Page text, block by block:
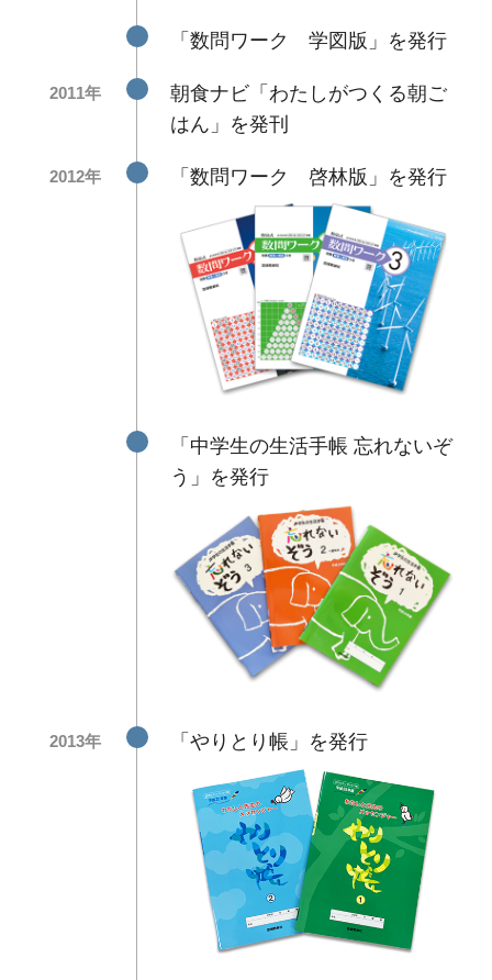
「数問ワーク 学図版」を発行
2011年
朝食ナビ「わたしがつくる朝ご
はん」を発刊
2012年 「数問ワーク 啓林版」を発行
「中学生の生活手帳 忘れないぞ
う」を発行
2013年 「やりとり帳」を発行